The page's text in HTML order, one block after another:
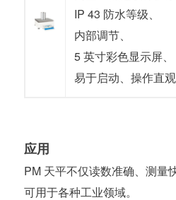
IP 43 防水等级、
内部调节、
5 英寸彩色显示屏、
易于启动、操作直
应用
PM 天平不仅读数准确、测量
可用于各种工业领域。